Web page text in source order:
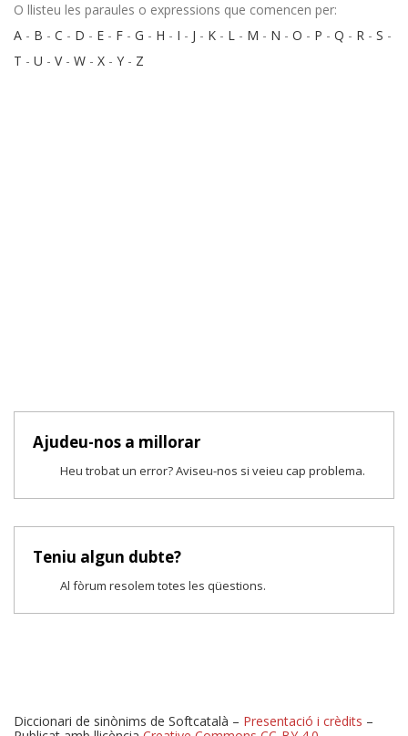
O llisteu les paraules o expressions que comencen per:
A - B - C - D - E - F - G - H - I - J - K - L - M - N - O - P - Q - R - S -
T - U - V- W - X - Y - Z
Ajudeu-nos a millorar
Heu trobat un error? Aviseu-nos si veieu cap problema.
Teniu algun dubte?
Al fòrum resolem totes les qüestions.
Diccionari de sinònims de Softcatalà – Presentació i crèdits –